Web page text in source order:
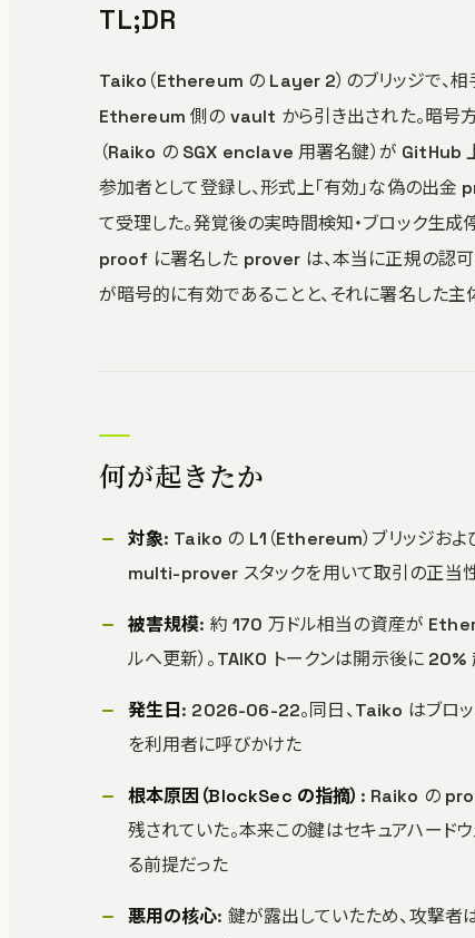
TL;DR
Taiko（Ethereum の Layer 2）のブリッジで、
Ethereum 側の vault から引き出された。暗号
（Raiko の SGX enclave 用署名鍵）が GitHub
参加者として登録し、形式上「有効」な偽の出
て受理した。発覚後の実時間検知・ブロック生成
proof に署名した prover は、本当に正規の認
が暗号的に有効であることと、それに署名した
何が起きたか
対象: Taiko の L1（Ethereum）ブリッジお
multi-prover スタックを用いて取引の正当
被害規模: 約 170 万ドル相当の資産が
ルへ更新）。TAIKO トークンは開示後に
発生日 : 2026-06-22。同日、Taiko はブロッ
を利用者に呼びかけた
根本原因（BlockSec の指摘） : Raiko の
残されていた。本来この鍵はセキュアハー
る前提だった
悪用の核心: 鍵が露出していたため、攻撃者